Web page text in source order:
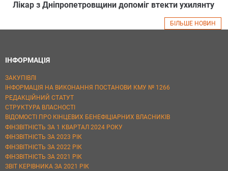
Лікар з Дніпропетровщини допоміг втекти ухилянту
БІЛЬШЕ НОВИН
ІНФОРМАЦІЯ
ЗАКУПІВЛІ
ІНФОРМАЦІЯ НА ВИКОНАННЯ ПОСТАНОВИ КМУ № 1266
РЕДАКЦІЙНИЙ СТАТУТ
СТРУКТУРА ВЛАСНОСТІ
ВІДОМОСТІ ПРО КІНЦЕВИХ БЕНЕФІЦІАРНИХ ВЛАСНИКІВ
ФІНЗВІТНІСТЬ ЗА 1 КВАРТАЛ 2024 РОКУ
ФІНЗВІТНІСТЬ ЗА 2023 РІК
ФІНЗВІТНІСТЬ ЗА 2022 РІК
ФІНЗВІТНІСТЬ ЗА 2021 РІК
ЗВІТ КЕРІВНИКА ЗА 2021 РІК